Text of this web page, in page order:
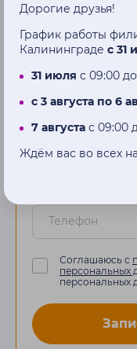
Наш
Соглашаюсь с
персональных
персональных
Дорогие друзья!
График работы
Калининграде с 31
31 июля с 09:00
с 3 августа по 6
7 августа с 09:00
Ждём вас во всех